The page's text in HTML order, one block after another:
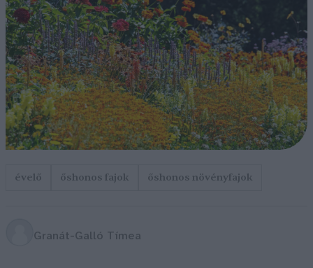
évelő őshonos fajok őshonos növényfajok
Granát-Galló Tímea